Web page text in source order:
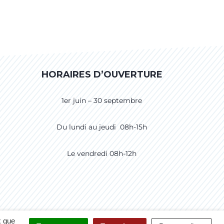
que
HORAIRES D’OUVERTURE
1er juin – 30 septembre
Du lundi au jeudi 08h-15h
Le vendredi 08h-12h